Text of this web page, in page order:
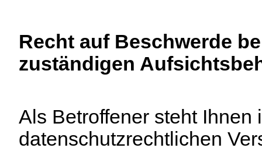
Recht auf Beschwerde
zuständigen
Als Betroffener steht Ihnen
datenschutzrechtlichen